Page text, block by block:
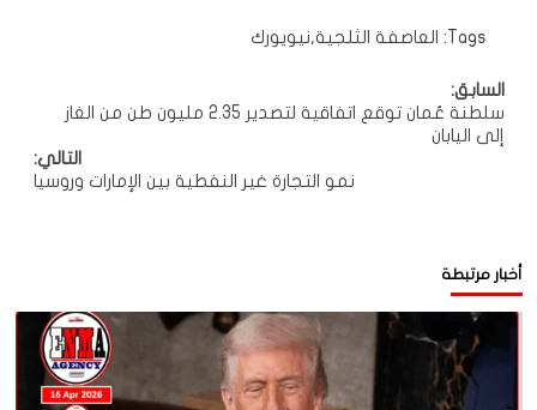
Tags: العاصفة الثلجية,نيويورك
تصفّح
المقالات
السابق:
سلطنة عُمان توقع اتفاقية لتصدير 2.35 مليون طن من الغاز
إلى اليابان
التالي:
نمو التجارة غير النفطية بين الإمارات وروسيا
أخبار مرتبطة